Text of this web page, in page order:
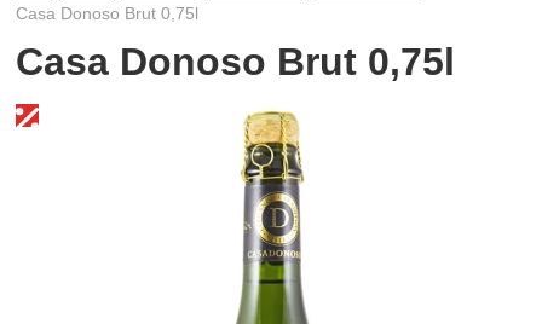
Casa Donoso Brut 0,75l
Casa Donoso Brut 0,75l
Fotografie